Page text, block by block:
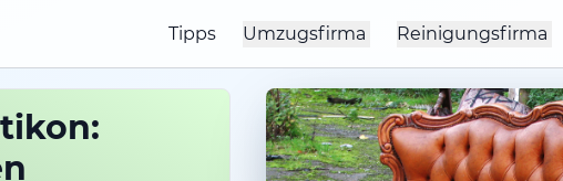
Tipps Umzugsfirma Reinigungsfirma